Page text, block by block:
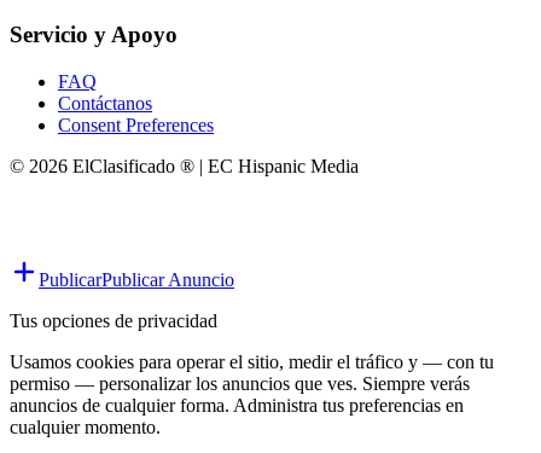
Servicio y Apoyo
FAQ
Contáctanos
Consent Preferences
© 2026 ElClasificado ® | EC Hispanic Media
PublicarPublicar Anuncio
Tus opciones de privacidad
Usamos cookies para operar el sitio, medir el tráfico y — con tu
permiso — personalizar los anuncios que ves. Siempre verás
anuncios de cualquier forma. Administra tus preferencias en
cualquier momento.